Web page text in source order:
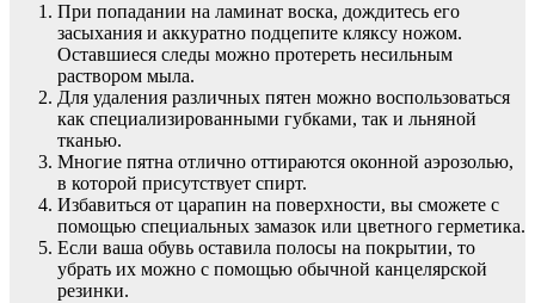
При попадании на ламинат воска, дождитесь его
засыхания и аккуратно подцепите кляксу ножом.
Оставшиеся следы можно протереть несильным
раствором мыла.
Для удаления различных пятен можно воспользоваться
как специализированными губками, так и льняной
тканью.
Многие пятна отлично оттираются оконной аэрозолью,
в которой присутствует спирт.
Избавиться от царапин на поверхности, вы сможете с
помощью специальных замазок или цветного герметика.
Если ваша обувь оставила полосы на покрытии, то
убрать их можно с помощью обычной канцелярской
резинки.